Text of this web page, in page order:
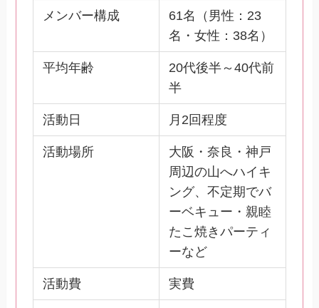
メンバー構成
61名（男性：23
名・女性：38名）
平均年齢
20代後半～40代前
半
活動日 月2回程度
活動場所
大阪・奈良・神戸
周辺の山へハイキ
ング、不定期でバ
ーベキュー・親睦
たこ焼きパーティ
ーなど
活動費 実費